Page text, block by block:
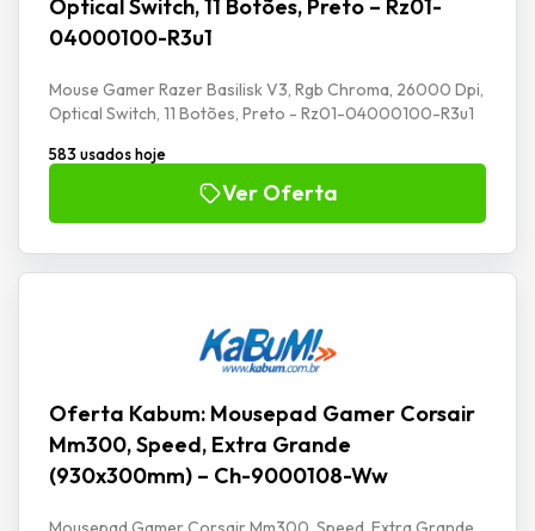
Optical Switch, 11 Botões, Preto – Rz01-
04000100-R3u1
Mouse Gamer Razer Basilisk V3, Rgb Chroma, 26000 Dpi,
Optical Switch, 11 Botões, Preto - Rz01-04000100-R3u1
583 usados hoje
Ver Oferta
Oferta Kabum: Mousepad Gamer Corsair
Mm300, Speed, Extra Grande
(930x300mm) – Ch-9000108-Ww